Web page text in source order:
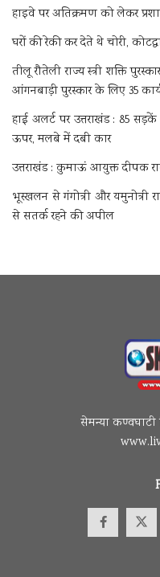
हाइवे पर अतिक्रमण को लेकर
घरों की रेकी कर देते थे चोरी,
तीलू रौतेली राज्य स्त्री शक्ति
आंगनबाड़ी पुरस्कार के लिए 35
हाई अलर्ट पर उत्तराखंड : 85
ऊपर, मलबे में दबी कार
उत्तराखंड : कुमाऊं आयुक्त दीपक
भूस्खलन से गंगोत्री और यमुनोत्री
से सतर्क रहने की अपील
सेमन्या कण्वघाटी